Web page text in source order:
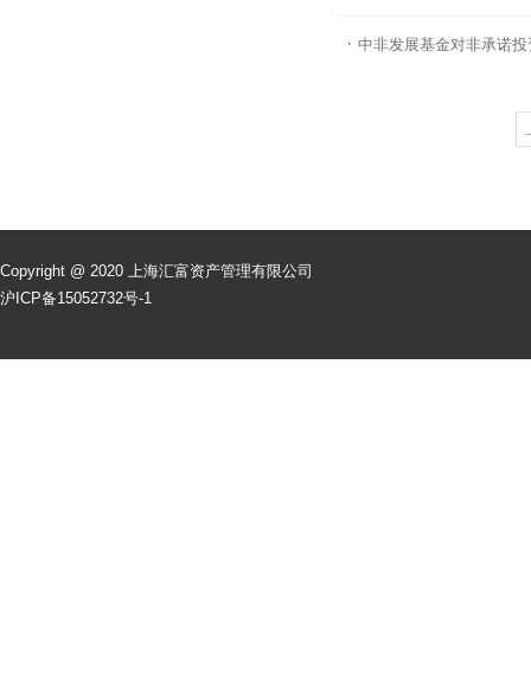
· 中非发展基金对非承诺
Copyright @ 2020 上海汇富资产管理有限公司
沪ICP备15052732号-1